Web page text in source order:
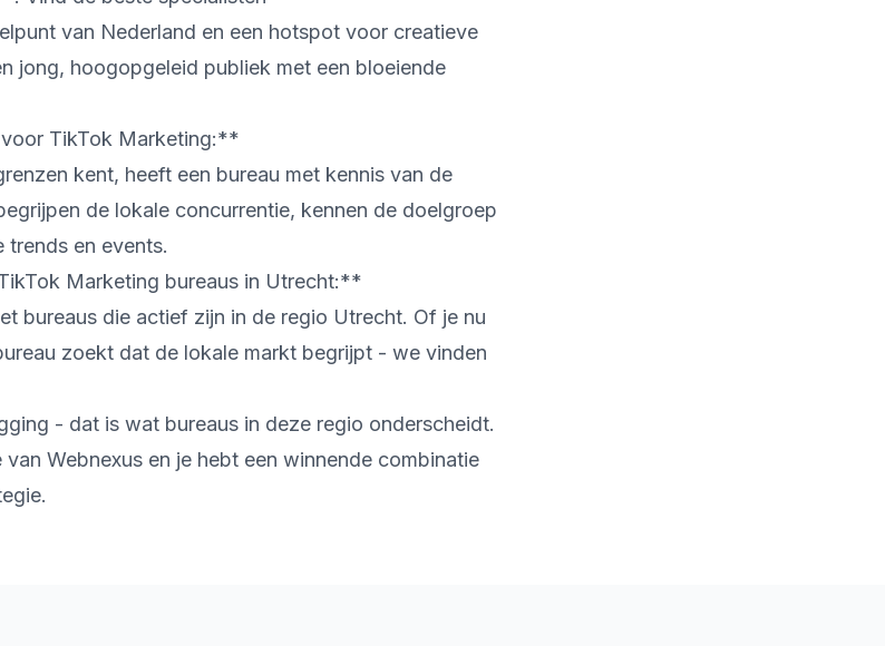
van Nederland en een hotspot voor creatieve
jong, hoogopgeleid publiek met een bloeiende
TikTok Marketing:**
kent, heeft een bureau met kennis van de
de lokale concurrentie, kennen de doelgroep
trends en events.
Marketing bureaus in Utrecht:**
bureaus die actief zijn in de regio Utrecht. Of je nu
zoekt dat de lokale markt begrijpt - we vinden
- dat is wat bureaus in deze regio onderscheidt.
Webnexus en je hebt een winnende combinatie